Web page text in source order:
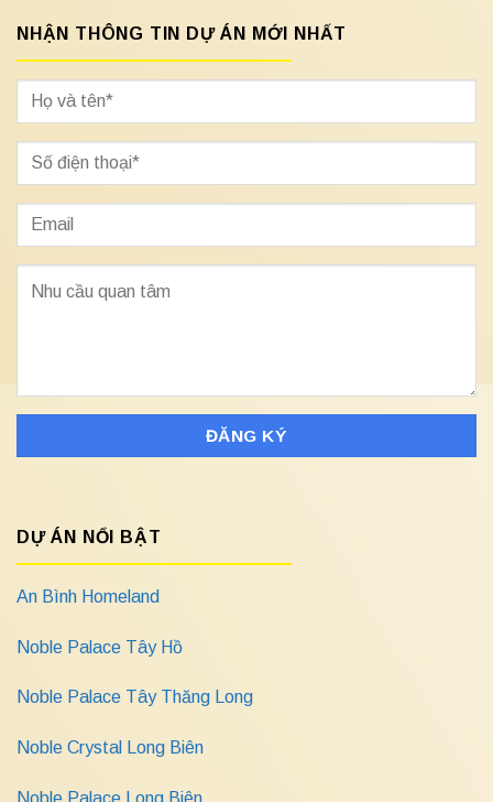
NHẬN THÔNG TIN DỰ ÁN MỚI NHẤT
DỰ ÁN NỔI BẬT
An Bình Homeland
Noble Palace Tây Hồ
Noble Palace Tây Thăng Long
Noble Crystal Long Biên
Noble Palace Long Biên